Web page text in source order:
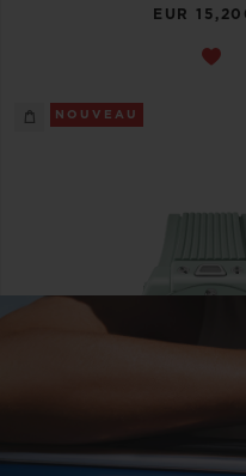
EUR
NOUVEAU